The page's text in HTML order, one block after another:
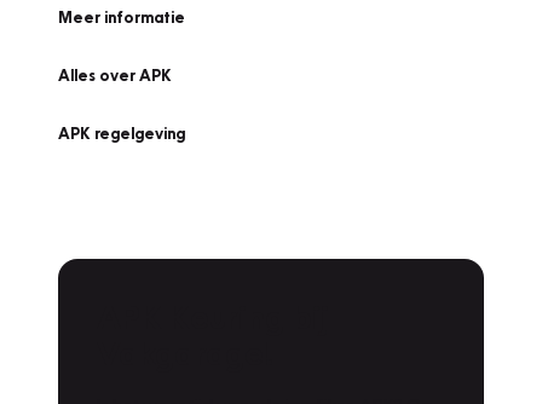
Meer informatie
Alles over APK
APK regelgeving